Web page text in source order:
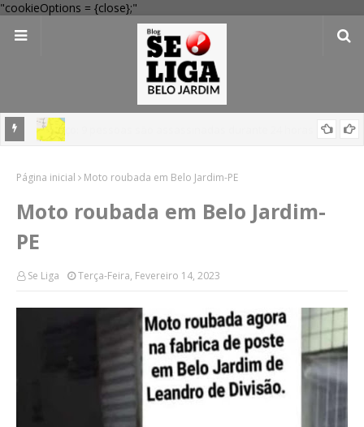
"cookieOptions = {close};"
alerta amarelo de vendaval
Página inicial Moto roubada em Belo Jardim-PE
Moto roubada em Belo Jardim-
PE
Se Liga Terça-Feira, Fevereiro 14, 2023